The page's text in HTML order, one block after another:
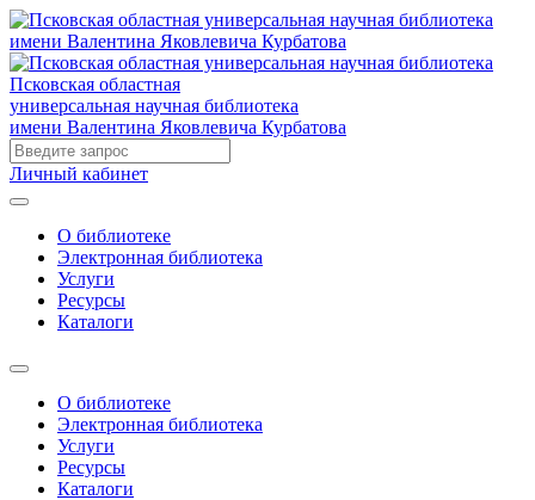
Псковская областная
универсальная научная библиотека
имени Валентина Яковлевича Курбатова
Личный кабинет
О библиотеке
Электронная библиотека
Услуги
Ресурсы
Каталоги
О библиотеке
Электронная библиотека
Услуги
Ресурсы
Каталоги